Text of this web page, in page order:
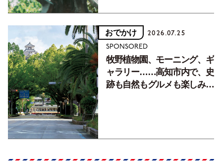
おでかけ 2026.07.25
SPONSORED
牧野植物園、モーニング、ギ
ャラリー……高知市内で、史
跡も自然もグルメも楽しみ尽